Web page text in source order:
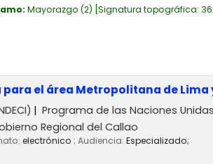
Mayorazgo (2) Signatura topográfica:
el área Metropolitana de Lima
Programa de las Naciones
Regional del Callao
electrónico ; Audiencia: Especializado;